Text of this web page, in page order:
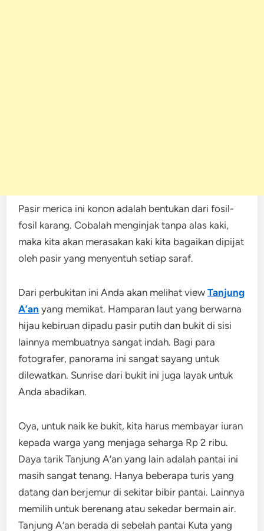
Pasir merica ini konon adalah bentukan dari fosil-
fosil karang. Cobalah menginjak tanpa alas kaki,
maka kita akan merasakan kaki kita bagaikan dipijat
oleh pasir yang menyentuh setiap saraf.
Dari perbukitan ini Anda akan melihat viewTanjung
A’an yang memikat. Hamparan laut yang berwarna
hijau kebiruan dipadu pasir putih dan bukit di sisi
lainnya membuatnya sangat indah. Bagi para
fotografer, panorama ini sangat sayang untuk
dilewatkan. Sunrise dari bukit ini juga layak untuk
Anda abadikan.
Oya, untuk naik ke bukit, kita harus membayar iuran
kepada warga yang menjaga seharga Rp 2 ribu.
Daya tarik Tanjung A’an yang lain adalah pantai ini
masih sangat tenang. Hanya beberapa turis yang
datang dan berjemur di sekitar bibir pantai. Lainnya
memilih untuk berenang atau sekedar bermain air.
Tanjung A’an berada di sebelah pantai Kuta yang